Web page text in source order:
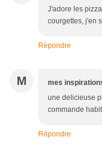
J'adore les
courgettes, j'en
Répondre
M mes
une delicieuse
commande
Répondre